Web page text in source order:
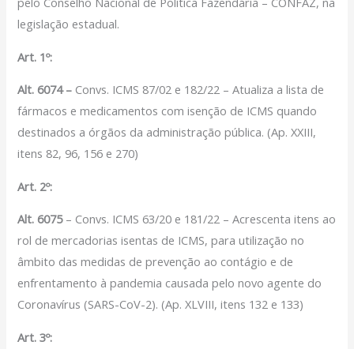
Serviços
Contato
legislação estadual.
Art. 1º:
Alt. 6074 – Convs. ICMS 87/02 e 182/22 – Atualiza a lista de
fármacos e medicamentos com isenção de ICMS quando
destinados a órgãos da administração pública. (Ap. XXIII,
itens 82, 96, 156 e 270)
Art. 2º:
Alt. 6075– Convs. ICMS 63/20 e 181/22 – Acrescenta itens ao
rol de mercadorias isentas de ICMS, para utilização no
âmbito das medidas de prevenção ao contágio e de
enfrentamento à pandemia causada pelo novo agente do
Coronavírus (SARS-CoV-2). (Ap. XLVIII, itens 132 e 133)
Art. 3º: